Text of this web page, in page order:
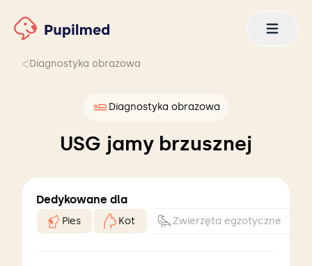
Diagnostyka obrazowa
Diagnostyka obrazowa
USG jamy brzusznej
Dedykowane dla
Pies Kot Zwierzęta egzotyczne